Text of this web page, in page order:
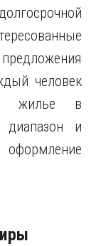
человек
жилье в
диапазон и
оформление